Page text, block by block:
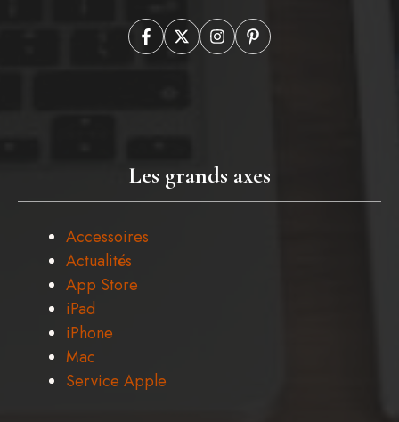
Les grands axes
Accessoires
Actualités
App Store
iPad
iPhone
Mac
Service Apple